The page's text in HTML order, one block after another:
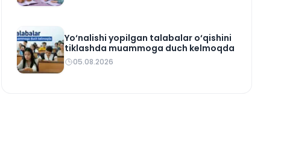
Yo‘nalishi yopilgan talabalar o‘qishini
tiklashda muammoga duch kelmoqda
05.08.2026